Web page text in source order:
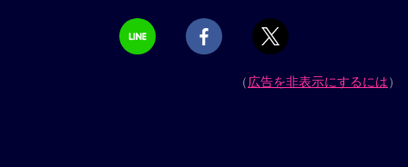
（広告を非表示にするには）